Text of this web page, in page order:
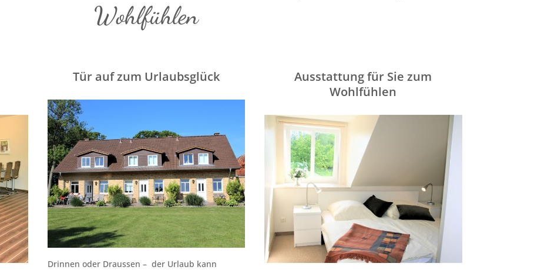
Wohlfühlen
Tür auf zum Urlaubsglück
Drinnen oder Draussen – der Urlaub kann
Ausstattung für Sie zum
Wohlfühlen